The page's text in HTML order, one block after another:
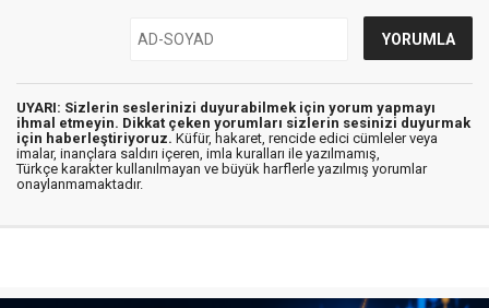
UYARI: Sizlerin seslerinizi duyurabilmek için yorum yapmayı
ihmal etmeyin. Dikkat çeken yorumları sizlerin sesinizi duyurmak
için haberleştiriyoruz. Küfür, hakaret, rencide edici cümleler veya
imalar, inançlara saldırı içeren, imla kuralları ile yazılmamış,
Türkçe karakter kullanılmayan ve büyük harflerle yazılmış yorumlar
onaylanmamaktadır.